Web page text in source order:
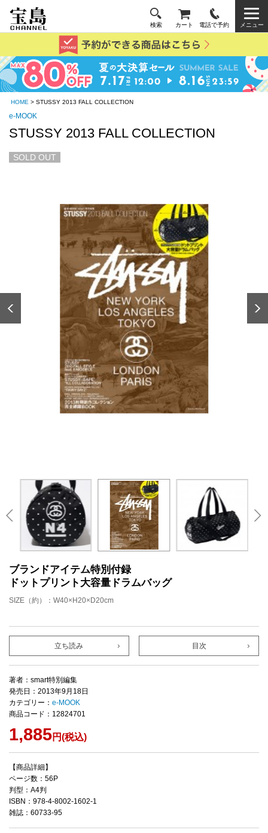
検索 カート 電話で予約 メニュー
HOME > STUSSY 2013 FALL COLLECTION
e-MOOK
STUSSY 2013 FALL COLLECTION
SOLD OUT
ブランドアイテム特別付録
ドットプリント大容量ドラムバッグ
SIZE（約）：W40×H20×D20cm
立ち読み 目次
著者：smart特別編集
発売日：2013年9月18日
カテゴリー： e-MOOK
商品コード：12824701
1,885円(税込)
【商品詳細】
ページ数：56P
判型：A4判
ISBN：978-4-8002-1602-1
雑誌：60733-95